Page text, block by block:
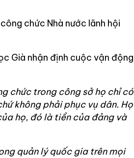
chức Nhà nước lãnh hội
Già nhận định cuộc vận động
chức trong công sở họ chỉ có
không phải phục vụ dân. Họ
họ, đó là tiền của đảng và
quản lý quốc gia trên mọi